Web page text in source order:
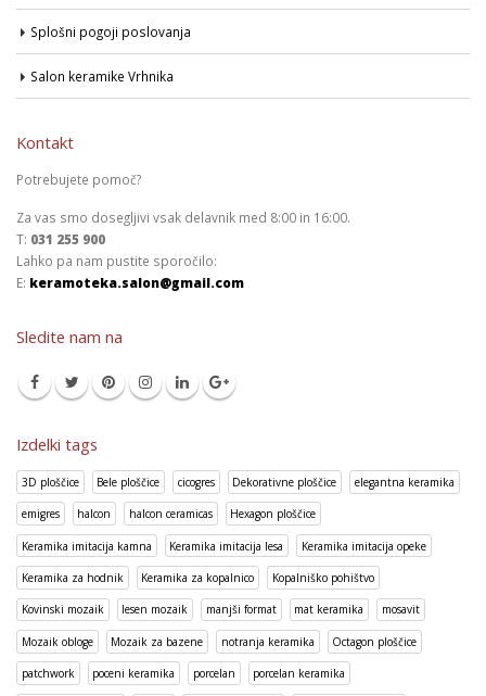
Splošni pogoji poslovanja
Salon keramike Vrhnika
Kontakt
Potrebujete pomoč?
Za vas smo dosegljivi vsak delavnik med 8:00 in 16:00.
T: 031 255 900
Lahko pa nam pustite sporočilo:
E: keramoteka.salon@gmail.com
Sledite nam na
Izdelki tags
3D ploščice Bele ploščice cicogres Dekorativne ploščice elegantna keramika
emigres halcon halcon ceramicas Hexagon ploščice
Keramika imitacija kamna Keramika imitacija lesa Keramika imitacija opeke
Keramika za hodnik Keramika za kopalnico Kopalniško pohištvo
Kovinski mozaik lesen mozaik manjši format mat keramika mosavit
Mozaik obloge Mozaik za bazene notranja keramika Octagon ploščice
patchwork poceni keramika porcelan porcelan keramika